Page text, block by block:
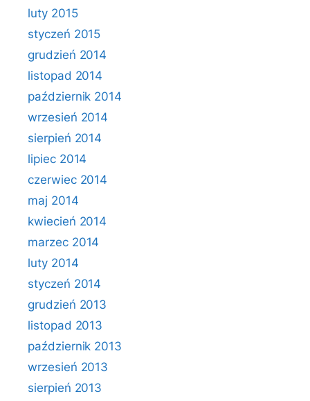
luty 2015
styczeń 2015
grudzień 2014
listopad 2014
październik 2014
wrzesień 2014
sierpień 2014
lipiec 2014
czerwiec 2014
maj 2014
kwiecień 2014
marzec 2014
luty 2014
styczeń 2014
grudzień 2013
listopad 2013
październik 2013
wrzesień 2013
sierpień 2013